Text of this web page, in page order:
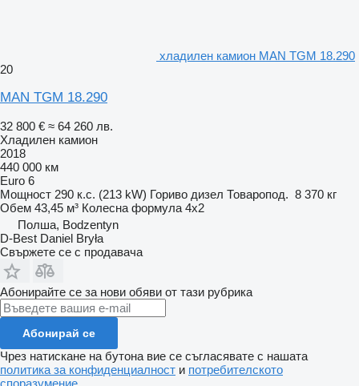
хладилен камион MAN TGM 18.290
20
MAN TGM 18.290
32 800 € ≈ 64 260 лв.
Хладилен камион
2018
440 000 км
Euro 6
Мощност 290 к.с. (213 kW) Гориво дизел Товаропод. 8 370 кг
Обем 43,45 м³ Колесна формула 4x2
Полша, Bodzentyn
D-Best Daniel Bryła
Свържете се с продавача
Абонирайте се за нови обяви от тази рубрика
Абонирай се
Чрез натискане на бутона вие се съгласявате с нашата
политика за конфиденциалност и потребителското
споразумение